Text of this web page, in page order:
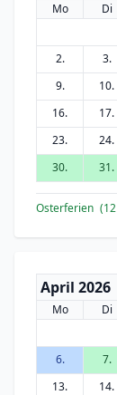
Mo Di
2.
3.
9.
10.
16.
17.
23.
24.
30.
31.
Osterferien (12
April 2026
Mo Di
6.
7.
13.
14.